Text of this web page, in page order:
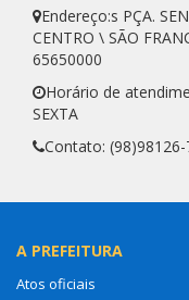
Endereço:s PÇA.
CENTRO \ SÃO
65650000
Horário de
SEXTA
Contato: (98)98126-
A PREFEITURA
Atos oficiais